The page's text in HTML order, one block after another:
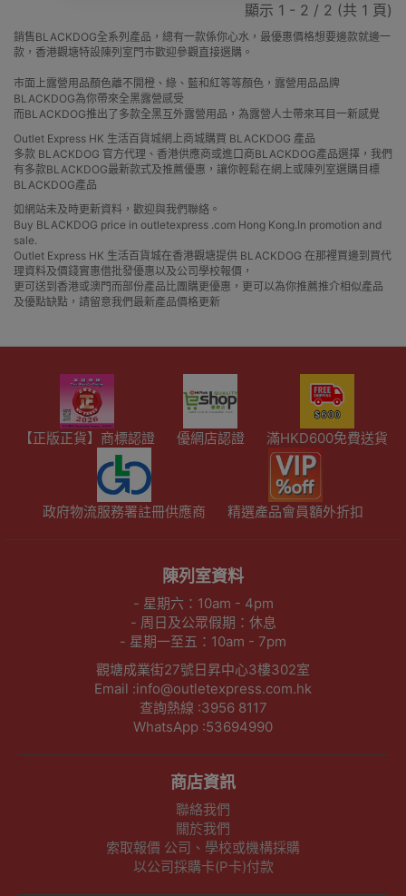
顯示 1 - 2 / 2 (共 1 頁)
銷售BLACKDOG全系列產品，總有一款係你心水，最優惠價格想要邊款就邊一
款，香港觀塘特設陳列室門市歡迎參觀直接選購。
市面上露營用品顏色離不開橙、綠、藍和紅等等顏色，露營用品品牌
BLACKDOG為你帶來全黑露營感受
而BLACKDOG推出了多款全黑互外露營用品，為露營人士帶來耳目一新感覺
Outlet Express HK 生活百貨城網上商城購買 BLACKDOG 產品
多款 BLACKDOG 官方代理、香港供應商或進口商BLACKDOG產品選擇，我們
有多款BLACKDOG最新款式及推薦優惠，讓你輕鬆在網上或陳列室選購目標
BLACKDOG產品
如網站未及時更新資料，歡迎與我們聯絡。
Buy BLACKDOG price in outletexpress .com Hong Kong.In promotion and
sale.
Outlet Express HK 生活百貨城在香港觀塘提供 BLACKDOG 在那裡買邊到買代
理資料及價錢實惠借批發優惠以及公司學校報價，
更可送到香港或澳門而部份產品比團購更優惠，更可以為你推薦推介相似產品
及優點缺點，請留意我們最新產品價格更新
【正版正貨】商標認證 優網店認證 滿HKD600免費送貨
政府物流服務署註冊供應商 精選產品會員額外折扣
陳列室資料
- 星期六：10am - 4pm
- 周日及公眾假期：休息
- 星期一至五：10am - 7pm
觀塘成業街27號日昇中心3樓302室
Email :info@outletexpress.com.hk
查詢熱線 :3956 8117
WhatsApp :53694990
商店資訊
聯絡我們
關於我們
索取報價 公司、學校或機構採購
以公司採購卡(P卡)付款